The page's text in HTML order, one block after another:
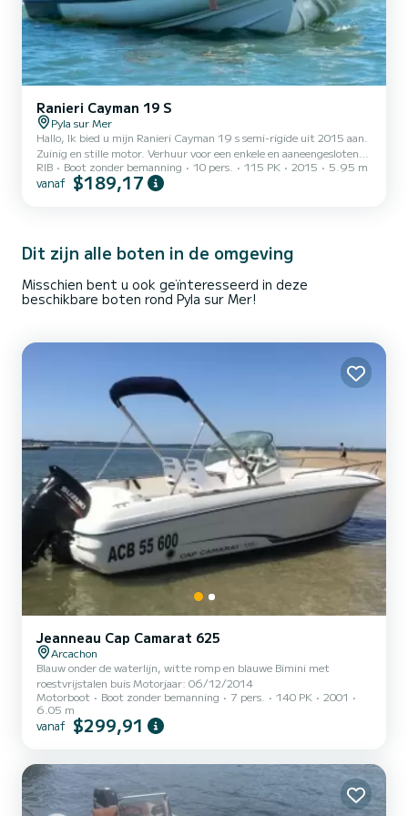
Ranieri Cayman 19 S
Pyla sur Mer
Hallo, Ik bied u mijn Ranieri Cayman 19 s semi-rigide uit 2015 aan.
Zuinig en stille motor. Verhuur voor een enkele en aaneengesloten
periode van 3 tot en met 17 augustus (15 dagen). br> De boot ligt
voor de zeilclub Pyla sur Mer, een bijgebouw zal beschikbaar zijn
RIB Boot zonder bemanning 10 pers. 115 PK 2015 5.95 m
vanaf $189,17
Dit zijn alle boten in de omgeving
Misschien bent u ook geïnteresseerd in deze
beschikbare boten rond Pyla sur Mer!
Jeanneau Cap Camarat 625
Arcachon
Blauw onder de waterlijn, witte romp en blauwe Bimini met
roestvrijstalen buis Motorjaar: 06/12/2014
Motorboot
Boot zonder bemanning 7 pers. 140 PK
2001
6.05 m
vanaf $299,91